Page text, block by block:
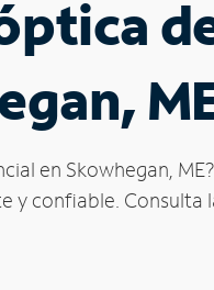
en Skowhegan,
y confiable.